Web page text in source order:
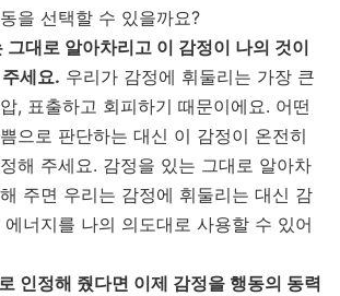
을 선택할 수 있을까요?
그대로 알아차리고 이 감정이 나의 것이
세요. 우리가 감정에 휘둘리는 가장 큰
, 표출하고 회피하기 때문이에요. 어떤
으로 판단하는 대신 이 감정이 온전히
해 주세요. 감정을 있는 그대로 알아차
주면 우리는 감정에 휘둘리는 대신 감
너지를 나의 의도대로 사용할 수 있어
인정해 줬다면 이제 감정을 행동의 동력